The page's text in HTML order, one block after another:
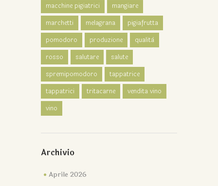
macchine pigiatrici
mangiare
marchetti
melagrana
pigiafrutta
pomodoro
produzione
qualità
rosso
salutare
salute
spremipomodoro
tappatrice
tappatrici
tritacarne
vendita vino
vino
Archivio
Aprile 2026